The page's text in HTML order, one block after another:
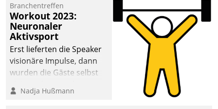
Branchentreffen
Workout 2023:
Neuronaler
Aktivsport
Erst lieferten die Speaker
visionäre Impulse, dann
wurden die Gäste selbst
methodisch
Nadja Hußmann